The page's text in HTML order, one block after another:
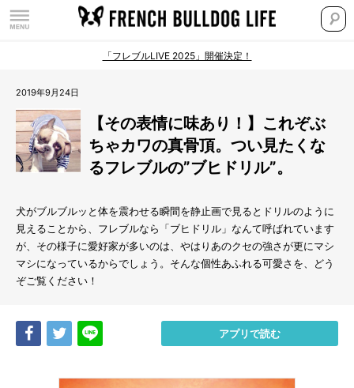
「フレブルLIVE 2025」開催決定！
2019年9月24日
【その表情に味あり！】これぞぶ
ちゃカワの真骨頂。つい見たくな
るフレブルの”ブヒドリル”。
犬がブルブルッと体を震わせる瞬間を静止画で見るとドリルのように
見えることから、フレブルなら「ブヒドリル」なんて呼ばれています
が、その様子に愛好家が多いのは、やはりあのクセの強さが更にマシ
マシになっているからでしょう。そんな個性あふれる可愛さを、どう
ぞご覧ください！
Share Tweet アプリで読む